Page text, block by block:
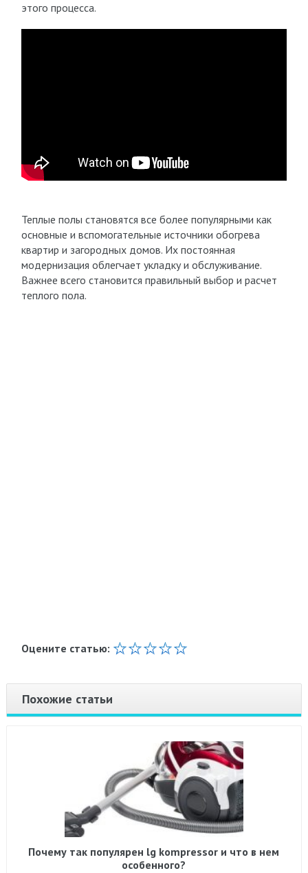
этого процесса.
Теплые полы становятся все более популярными как
основные и вспомогательные источники обогрева
квартир и загородных домов. Их постоянная
модернизация облегчает укладку и обслуживание.
Важнее всего становится правильный выбор и расчет
теплого пола.
Оцените статью:
Похожие статьи
Почему так популярен lg kompressor и что в нем
особенного?